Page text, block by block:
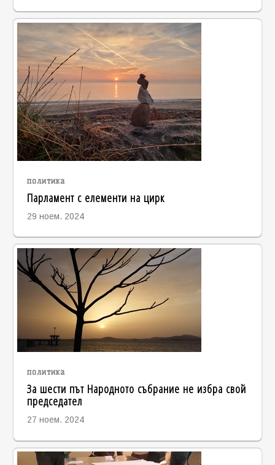
политика
Парламент с елементи на цирк
29 ноем. 2024
политика
За шести път Народното събрание не избра свой
председател
27 ноем. 2024